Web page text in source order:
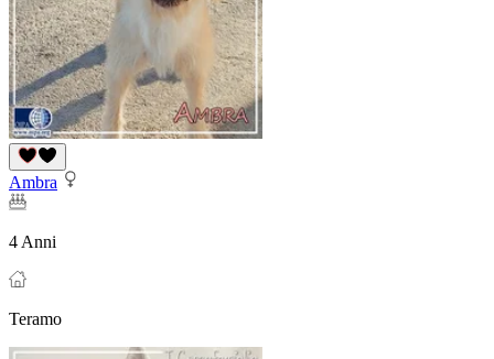
Ambra
4 Anni
Teramo